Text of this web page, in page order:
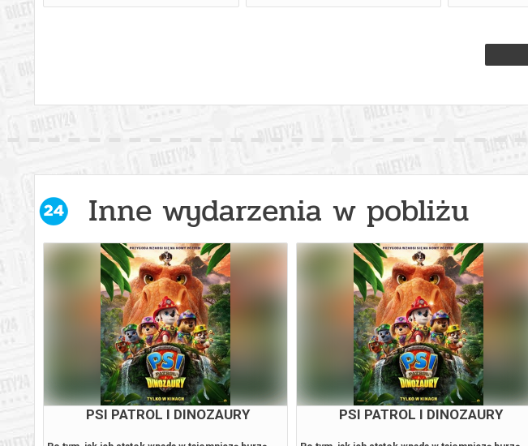
Inne wydarzenia w pobliżu
PSI PATROL I DINOZAURY PSI PATROL I DINOZAURY